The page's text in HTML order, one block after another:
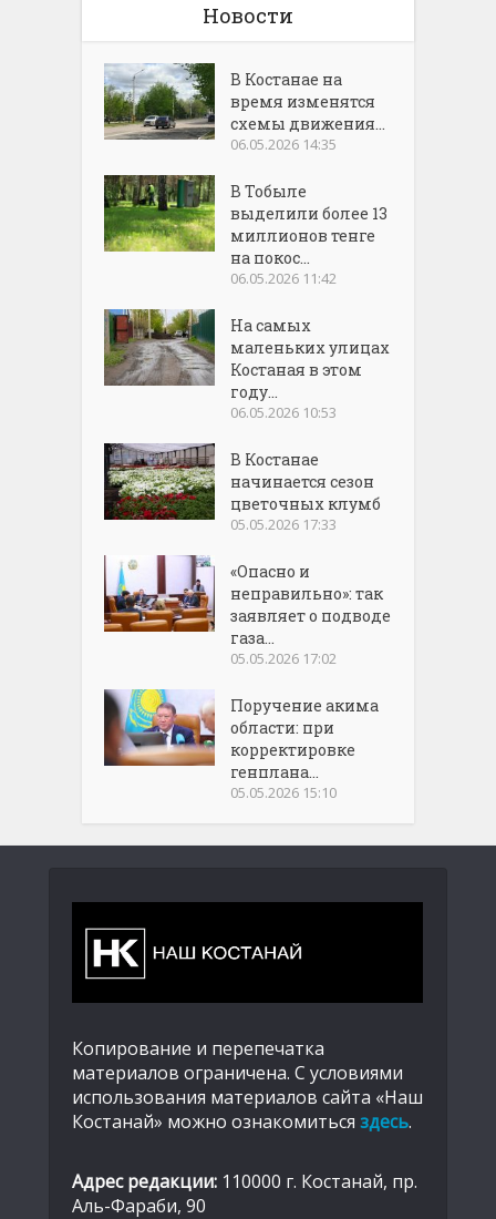
Новости
В Костанае на
время изменятся
схемы движения...
06.05.2026 14:35
В Тобыле
выделили более 13
миллионов тенге
на покос...
06.05.2026 11:42
На самых
маленьких улицах
Костаная в этом
году...
06.05.2026 10:53
В Костанае
начинается сезон
цветочных клумб
05.05.2026 17:33
«Опасно и
неправильно»: так
заявляет о подводе
газа...
05.05.2026 17:02
Поручение акима
области: при
корректировке
генплана...
05.05.2026 15:10
Копирование и перепечатка
материалов ограничена. С условиями
использования материалов сайта «Наш
Костанай» можно ознакомиться здесь.
Адрес редакции: 110000 г. Костанай, пр.
Аль-Фараби, 90